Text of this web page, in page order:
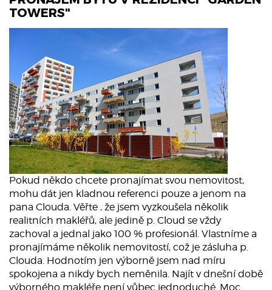
TOWERS"
Pokud někdo chcete pronajímat svou nemovitost,
mohu dát jen kladnou referenci pouze a jenom na
pana Clouda. Věřte , že jsem vyzkoušela několik
realitních makléřů, ale jedině p. Cloud se vždy
zachoval a jednal jako 100 % profesionál. Vlastníme a
pronajímáme několik nemovitostí, což je zásluha p.
Clouda. Hodnotím jen výborně jsem nad míru
spokojena a nikdy bych neměnila. Najít v dnešní době
výborného makléře není vůbec jednoduché. Moc